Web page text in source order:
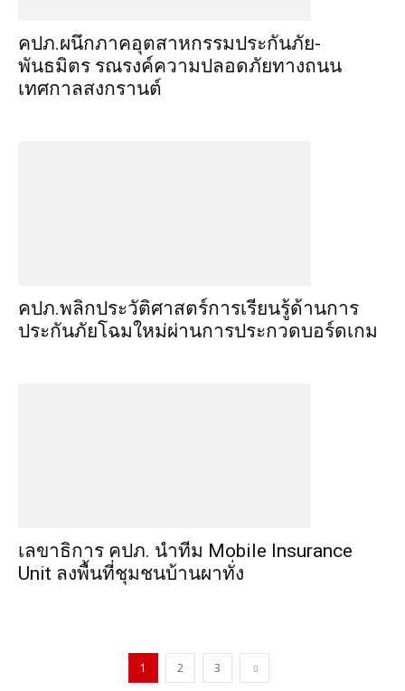
คปภ.ผนึกภาคอุตสาหกรรมประกันภัย-
พันธมิตร รณรงค์ความปลอดภัยทางถนน
เทศกาลสงกรานต์
คปภ.พลิกประวัติศาสตร์การเรียนรู้ด้านการ
ประกันภัยโฉมใหม่ผ่านการประกวดบอร์ดเกม
เลขาธิการ คปภ. นำทีม Mobile Insurance
Unit ลงพื้นที่ชุมชนบ้านผาทั่ง
1 2 3